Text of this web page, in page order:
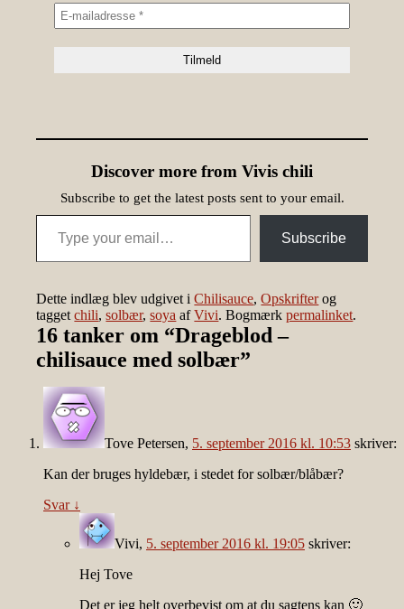
Discover more from Vivis chili
Subscribe to get the latest posts sent to your email.
Type your email…
Subscribe
Dette indlæg blev udgivet iChilisauce,Opskrifterog
taggetchili,solbær,soya afVivi. Bogmærkpermalinket.
16 tanker om “Drageblod –
chilisauce med solbær”
Tove Petersen, 5. september 2016 kl. 10:53 skriver:
Kan der bruges hyldebær, i stedet for solbær/blåbær?
Svar ↓
Vivi, 5. september 2016 kl. 19:05 skriver:
Hej Tove
Det er jeg helt overbevist om at du sagtens kan 🙂